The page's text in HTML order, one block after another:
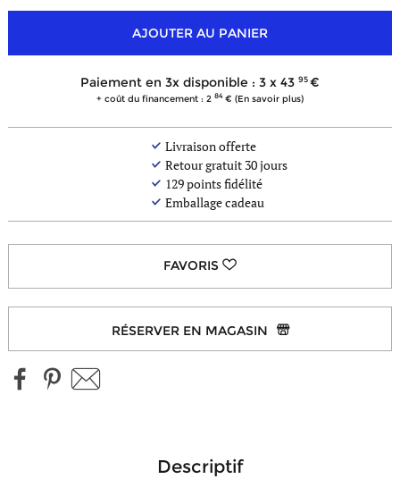
AJOUTER AU PANIER
Paiement en 3x disponible : 3 x 43 95
+ coût du financement : 2 84 (En savoir plus)
Livraison offerte
Retour gratuit 30 jours
129points fidélité
Emballage cadeau
RÉSERVER EN MAGASIN
descriptif